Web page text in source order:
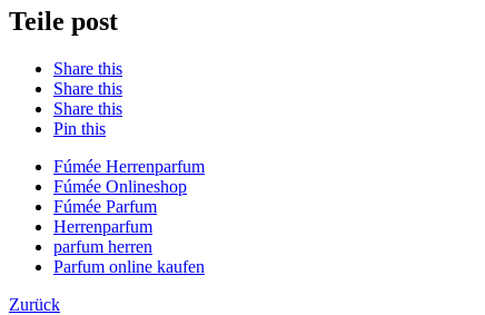
Teile post
Share this
Share this
Share this
Pin this
Fúmée Herrenparfum
Fúmée Onlineshop
Fúmée Parfum
Herrenparfum
parfum herren
Parfum online kaufen
Zurück